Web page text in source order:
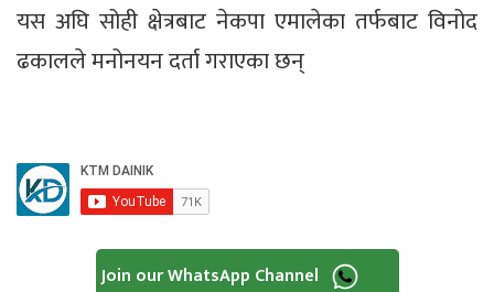
यस अघि सोही क्षेत्रबाट नेकपा एमालेका तर्फबाट विनोद
ढकालले मनोनयन दर्ता गराएका छन्
Join our WhatsApp Channel